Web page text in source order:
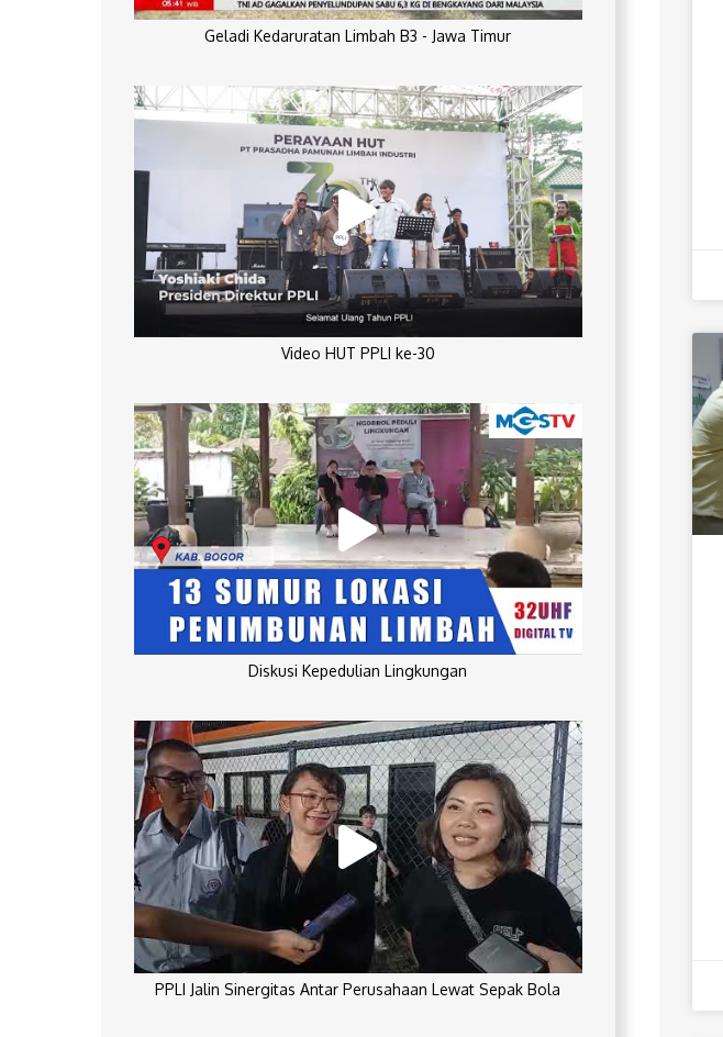
Geladi Kedaruratan Limbah B3 - Jawa Timur
Video HUT PPLI ke-30
Diskusi Kepedulian Lingkungan
PPLI Jalin Sinergitas Antar Perusahaan Lewat Sepak Bola